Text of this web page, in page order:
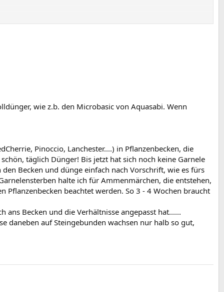
wie z.b. den Microbasic von Aquasabi. Wenn
Pinoccio, Lanchester....) in Pflanzenbecken, die
täglich Dünger! Bis jetzt hat sich noch keine Garnele
Becken und dünge einfach nach Vorschrift, wie es fürs
halte ich für Ammenmärchen, die entstehen,
Pflanzenbecken beachtet werden. So 3 - 4 Wochen braucht
Becken und die Verhältnisse angepasst hat......
daneben auf Steingebunden wachsen nur halb so gut,